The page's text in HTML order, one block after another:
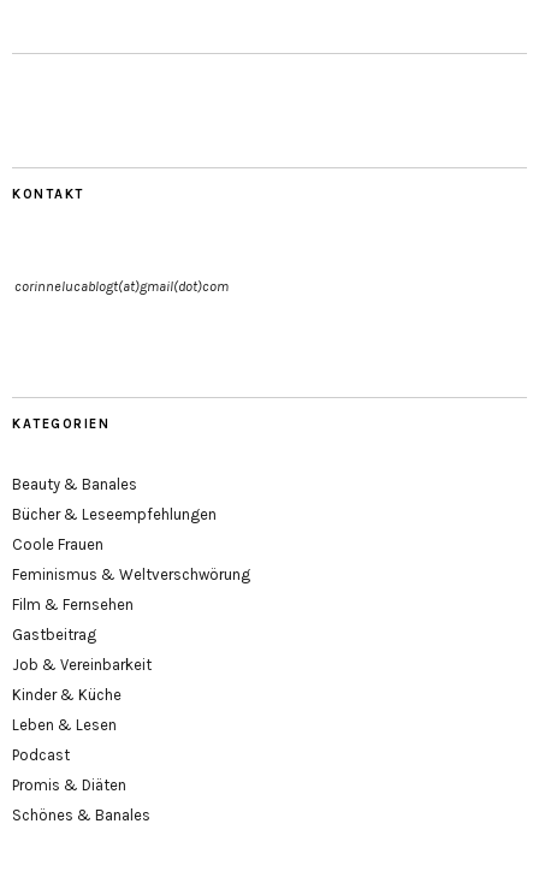
KONTAKT
corinnelucablogt(at)gmail(dot)com
KATEGORIEN
Beauty & Banales
Bücher & Leseempfehlungen
Coole Frauen
Feminismus & Weltverschwörung
Film & Fernsehen
Gastbeitrag
Job & Vereinbarkeit
Kinder & Küche
Leben & Lesen
Podcast
Promis & Diäten
Schönes & Banales